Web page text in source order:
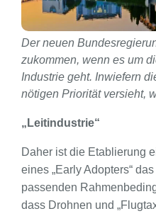
Der neuen
zukommen, wenn es um
Industrie geht. Inwiefern
nötigen Priorität versieht,
„Leitindustrie“
Daher ist die Etablierung
eines „Early Adopters“
passenden
dass Drohnen und